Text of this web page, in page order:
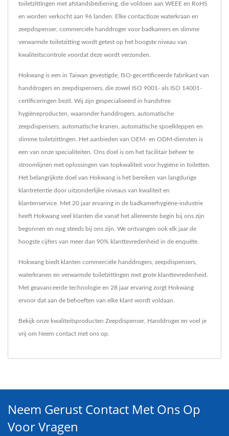
toiletzittingen met afstandsbediening, die voldoen aan WEEE en RoHS
en worden verkocht aan 96 landen. Elke contactloze waterkraan en
zeepdispenser, commerciële handdroger voor badkamers en slimme
verwarmde toiletzitting wordt getest op het hoogste niveau van
kwaliteitscontrole voordat deze wordt verzonden.
Hokwang is een in Taiwan gevestigde, ISO-gecertificeerde fabrikant van
handdrogers en zeepdispensers, die zowel ISO 9001- als ISO 14001-
certificeringen bezit. Wij zijn gespecialiseerd in handsfree
hygiëneproducten, waaronder handdrogers, automatische
zeepdispensers, automatische kranen, automatische spoelkleppen en
slimme toiletzittingen. Het aanbieden van OEM- en ODM-diensten is
een van onze specialiteiten. Ons doel is om het facilitair beheer te
stroomlijnen met oplossingen van topkwaliteit voor hygiëne in toiletten.
Het belangrijkste doel van Hokwang is het bereiken van langdurige
klantretentie door uitzonderlijke niveaus van kwaliteit en
klantenservice. Met 20 jaar ervaring in de badkamerhygiëne-industrie
heeft Hokwang veel klanten die vanaf het allereerste begin bij ons zijn
begonnen en nog steeds bij ons zijn. We ontvangen ook elk jaar de
hoogste cijfers van meer dan 90% klanttevredenheid in de enquête.
Hokwang biedt klanten commerciële handdrogers, zeepdispensers,
waterkranen en verwarmde toiletzittingen met grote klanttevredenheid.
Met geavanceerde technologie en 28 jaar ervaring zorgt Hokwang
ervoor dat aan de behoeften van elke klant wordt voldaan.
Bekijk onze kwaliteitsproducten Zeepdispenser, Handdrogeren voel je
vrij om Neem contact met ons op.
Neem Gerust Contact Met Ons Op
Voor Vragen